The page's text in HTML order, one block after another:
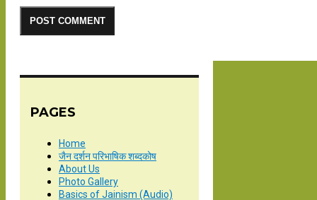
PAGES
Home
जैन दर्शन परिभाषिक शब्दकोष
About Us
Photo Gallery
Basics of Jainism (Audio)